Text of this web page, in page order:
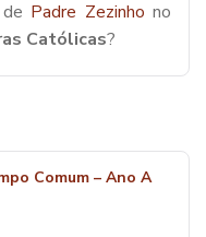
Padre Zezinho no
Católicas?
Comum – Ano A